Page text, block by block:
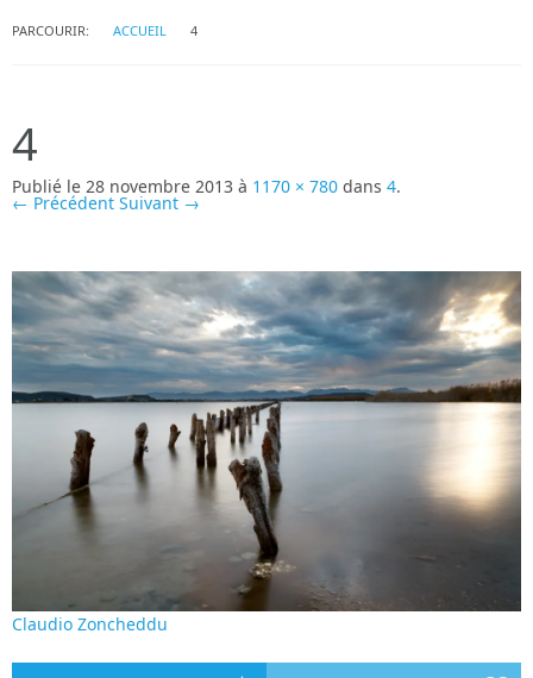
PARCOURIR: ACCUEIL 4
4
Publié le 28 novembre 2013 à 1170 × 780 dans 4.
← Précédent Suivant →
Claudio Zoncheddu